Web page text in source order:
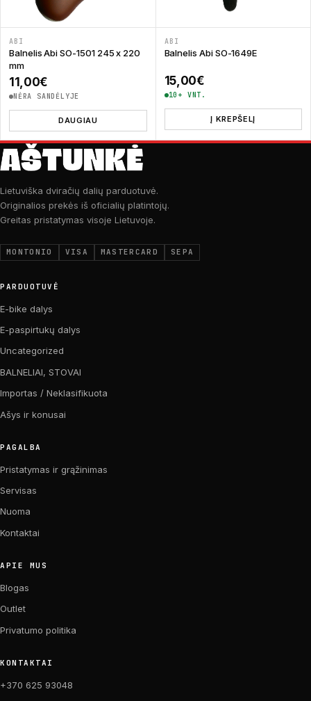
ABI
Balnelis Abi SO-1501 245 x 220
mm
11,00€
NĖRA SANDĖLYJE
DAUGIAU
ABI
Balnelis Abi SO-1649E
15,00€
10+ VNT.
Į KREPŠELĮ
Lietuviška dviračių dalių parduotuvė.
Originalios prekės iš oficialių platintojų.
Greitas pristatymas visoje Lietuvoje.
MONTONIO VISA MASTERCARD SEPA
PARDUOTUVĖ
E-bike dalys
E-paspirtukų dalys
Uncategorized
BALNELIAI, STOVAI
Importas / Neklasifikuota
Ašys ir konusai
PAGALBA
Pristatymas ir grąžinimas
Servisas
Nuoma
Kontaktai
APIE MUS
Blogas
Outlet
Privatumo politika
KONTAKTAI
+370 625 93048